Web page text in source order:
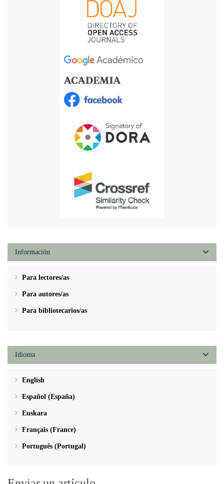
Información
Para lectores/as
Para autores/as
Para bibliotecarios/as
Idioma
English
Español (España)
Euskara
Français (France)
Português (Portugal)